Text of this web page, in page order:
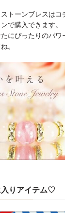
トーンブレスはコ
で購入できます。
にぴったりのパワ
。
りアイテム♡